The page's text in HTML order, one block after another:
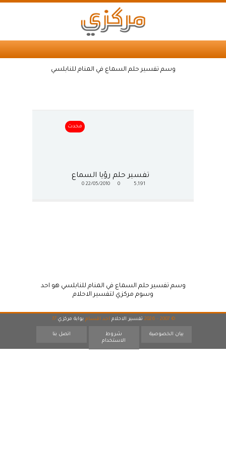
وسم تفسير حلم السماع في المنام للنابلسي
محدث
تفسير حلم رؤيا السماع
5,191
22/05/2010
0
وسم تفسير حلم السماع في المنام للنابلسي هو احد
وسوم مركزي لتفسير الاحلام
© 2007 - 2026 تفسير الاحلام احد اقسام بوابة مركزي 17
بيان الخصوصية
شروط
الاستخدام
اتصل بنا